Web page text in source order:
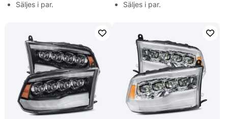
Säljes i par.
Säljes i par.